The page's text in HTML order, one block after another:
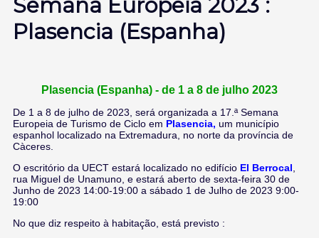
Semana Europeia 2023 :
Plasencia (Espanha)
Plasencia (Espanha) - de 1 a 8 de julho 2023
De 1 a 8 de julho de 2023, será organizada a 17.ª Semana
Europeia de Turismo de Ciclo em Plasencia, um município
espanhol localizado na Extremadura, no norte da província de
Càceres.
O escritório da UECT estará localizado no edifício El Berrocal,
rua Miguel de Unamuno, e estará aberto de sexta-feira 30 de
Junho de 2023 14:00-19:00 a sábado 1 de Julho de 2023 9:00-
19:00
No que diz respeito à habitação, está previsto :